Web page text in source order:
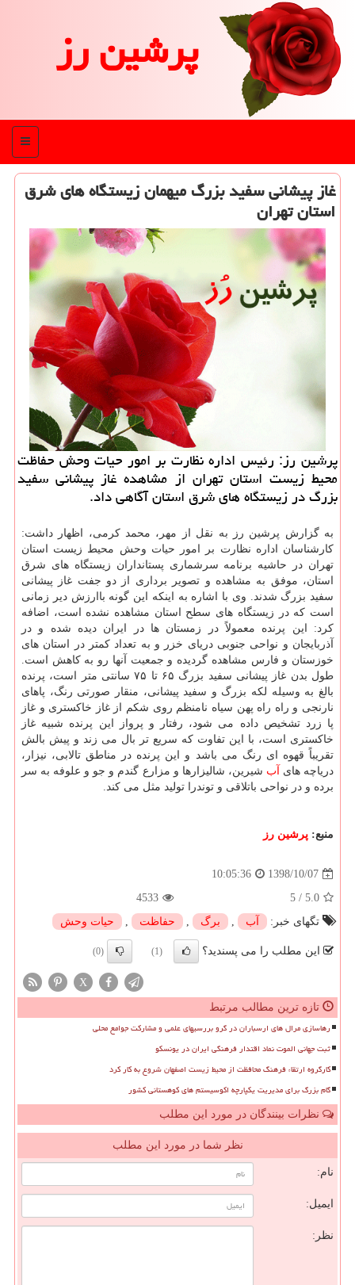
پرشین رز
منو
غاز پیشانی سفید بزرگ میهمان زیستگاه های شرق
استان تهران
پرشین رز: رئیس اداره نظارت بر امور حیات وحش حفاظت
محیط زیست استان تهران از مشاهده غاز پیشانی سفید
بزرگ در زیستگاه های شرق استان آگاهی داد.
به گزارش پرشین رز به نقل از مهر، محمد كرمی، اظهار داشت:
كارشناسان اداره نظارت بر امور حیات وحش محیط زیست استان
تهران در حاشیه برنامه سرشماری پستانداران زیستگاه های شرق
استان، موفق به مشاهده و تصویر برداری از دو جفت غاز پیشانی
سفید بزرگ شدند. وی با اشاره به اینكه این گونه باارزش دیر زمانی
است كه در زیستگاه های سطح استان مشاهده نشده است، اضافه
كرد: این پرنده معمولاً در زمستان ها در ایران دیده شده و در
آذربایجان و نواحی جنوبی دریای خزر و به تعداد كمتر در استان های
خوزستان و فارس مشاهده گردیده و جمعیت آنها رو به كاهش است.
طول بدن غاز پیشانی سفید بزرگ ۶۵ تا ۷۵ سانتی متر است، پرنده
بالغ به وسیله لكه بزرگ و سفید پیشانی، منقار صورتی رنگ، پاهای
نارنجی و راه راه پهن سیاه نامنظم روی شكم از غاز خاكستری و غاز
پا زرد تشخیص داده می شود، رفتار و پرواز این پرنده شبیه غاز
خاكستری است، با این تفاوت كه سریع تر بال می زند و پیش بالش
تقریباً قهوه ای رنگ می باشد و این پرنده در مناطق تالابی، نیزار،
دریاچه های آب شیرین، شالیزارها و مزارع گندم و جو و علوفه به سر
برده و در نواحی باتلاقی و توندرا تولید مثل می كند.
منبع: پرشین رز
1398/10/07
10:05:36
5.0
/
5
4533
تگهای خبر:
آب , برگ , حفاظت , حیات وحش
این مطلب را می پسندید؟ (1)
(0)
X
تازه ترین مطالب مرتبط
رهاسازی مرال های ارسباران در گرو بررسیهای علمی و مشارکت جوامع محلی
ثبت جهانی الموت نماد اقتدار فرهنگی ایران در یونسکو
کارگروه ارتقاء فرهنگ محافظت از محیط زیست اصفهان شروع به کار کرد
گام بزرگ برای مدیریت یکپارچه اکوسیستم های کوهستانی کشور
نظرات بینندگان در مورد این مطلب
نظر شما در مورد این مطلب
نام:
ایمیل:
نظر: